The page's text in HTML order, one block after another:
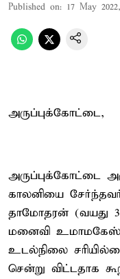
Published on: 17 May
அருப்புக்கோட்டை,
அருப்புக்கோட்டை
காலனியை
தாமோதரன் (வயது
மனைவி
உடல்நிலை
சென்று விட்டதாக